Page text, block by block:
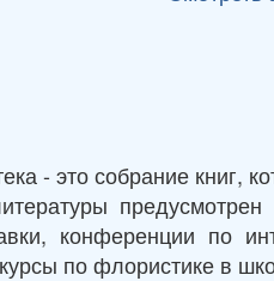
- это собрание книг,
конференции по
по флористике в